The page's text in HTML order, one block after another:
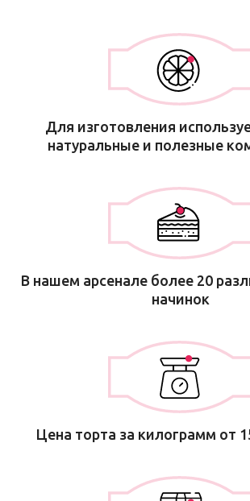
Для изготовления
натуральные и полезные
В нашем арсенале более 20
начинок
Цена торта за килограмм от